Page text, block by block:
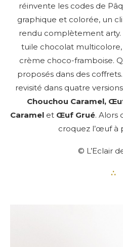
réinvente les codes de
graphique et colorée, un
rendu complètement arty.
tuile chocolat
crème choco-framboise.
proposés dans des
revisité dans quatre
Chouchou Caramel,
Caramel et Œuf Grué. Alors
croquez l’œuf à
© L’Eclair
∴